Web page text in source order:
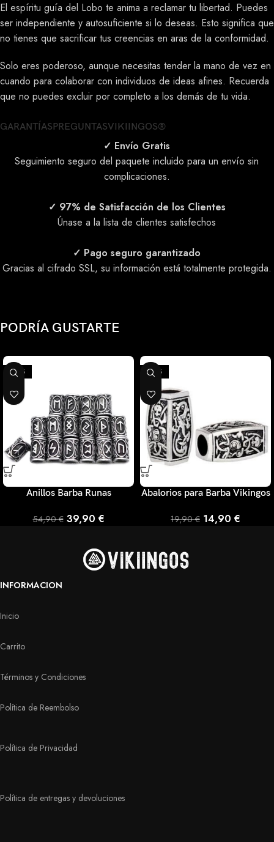
El espíritu guía del Lobo te anima a reclamar tu libertad. Puedes
ser independiente y autosuficiente si lo deseas. Esto significa que
no tienes que sacrificar tus creencias en aras de la conformidad.
Solo eres poderoso, aunque necesitas tender la mano de vez en
cuando para colaborar con individuos de ideas afines. Recuerda
que no puedes excluir por completo a los demás de tu vida.
GARANTÍASPREGUNTASVIKIINGOS®
✓ Envío Gratis
Seguimiento seguro del paquete incluido para un envío sin
complicaciones.
✓ 97% de Satisfacción de los Clientes
Únase a la lista de clientes satisfechos
✓ Pago seguro garantizado
Gracias al cifrado SSL, su información está totalmente protegida.
PODRÍA GUSTARTE
-27%
Anillos Barba Runas
54,90€ 39,90 €
-25%
Abalorios para Barba Vikingos
19,90€ 14,90 €
INFORMACION
Inicio
Carrito
Términos y Condiciones
Política de Reembolso
Política de Privacidad
Política de entregas y devoluciones